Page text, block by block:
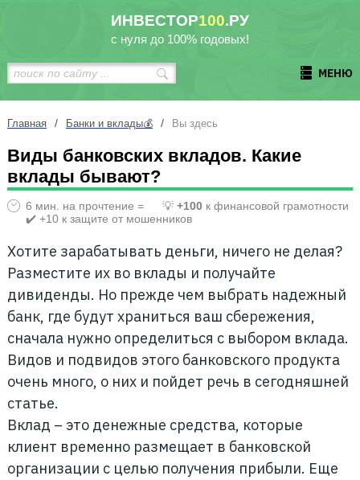
ИНВЕСТОР100.РУ
с нуля до 100% годовых!
МЕНЮ
Главная / Банки и вклады💰 / Вы здесь
Виды банковских вкладов. Какие
вклады бывают?
6 мин. на прочтение = 💡 +100к финансовой грамотности
✔️ +10 к защите от мошенников
Хотите зарабатывать деньги, ничего не делая?
Разместите их во вклады и получайте
дивиденды. Но прежде чем выбрать надежный
банк, где будут храниться ваш сбережения,
сначала нужно определиться с выбором вклада.
Видов и подвидов этого банковского продукта
очень много, о них и пойдет речь в сегодняшней
статье.
Вклад – это денежные средства, которые
клиент временно размещает в банковской
организации с целью получения прибыли. Еще